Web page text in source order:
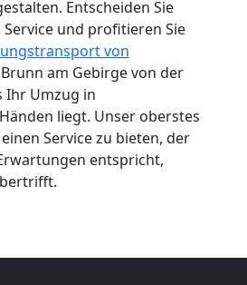
Entscheiden Sie
und profitieren Sie
von
am Gebirge von der
Ihr Umzug in
liegt. Unser oberstes
Service zu bieten, der
entspricht,